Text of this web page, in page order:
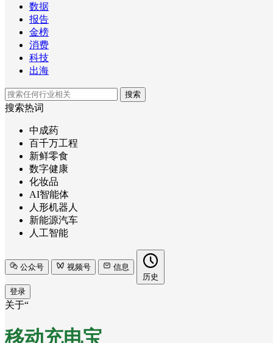
数据
报告
金榜
消费
科技
出海
搜索
搜索热词
中成药
百千万工程
新鲜零食
数字健康
化妆品
AI智能体
人形机器人
新能源汽车
人工智能
公众号 视频号
信息
历史
登录
关于“
移动充电宝